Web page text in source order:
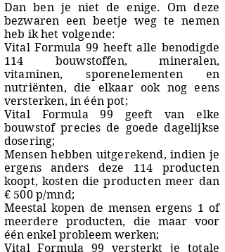
Dan ben je niet de enige. Om deze
bezwaren een beetje weg te nemen
heb ik het volgende:
Vital Formula 99 heeft alle benodigde
114 bouwstoffen, mineralen,
vitaminen, sporenelementen en
nutriënten, die elkaar ook nog eens
versterken, in één pot;
Vital Formula 99 geeft van elke
bouwstof precies de goede dagelijkse
dosering;
Mensen hebben uitgerekend, indien je
ergens anders deze 114 producten
koopt, kosten die producten meer dan
€ 500 p/mnd;
Meestal kopen de mensen ergens 1 of
meerdere producten, die maar voor
één enkel probleem werken;
Vital Formula 99 versterkt je totale